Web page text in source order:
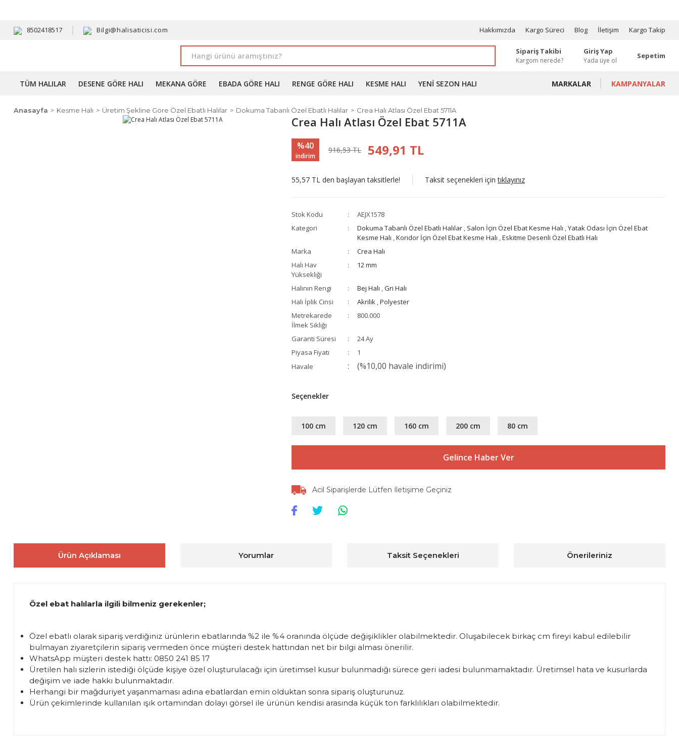
8502418517 Bilgi@halisaticisi.com Hakkımızda Kargo Süreci Blog İletişim Kargo Takip
Sipariş Takibi
Kargom nerede?
Giriş Yap
Yada üye ol
Sepetim
TÜM HALILAR DESENE GÖRE HALI MEKANA GÖRE EBADA GÖRE HALI RENGE GÖRE HALI KESME HALI YENI SEZON HALI MARKALAR KAMPANYALAR
Anasayfa Kesme Halı Üretim Şekline Göre Özel Ebatlı Halılar Dokuma Tabanlı Özel Ebatlı Halılar Crea Halı Atlası Özel Ebat 5711A
Crea Halı Atlası Özel Ebat 5711A
%40
indirim
916,53 TL 549,91 TL
55,57 TL den başlayan taksitlerle! Taksit seçenekleri içintıklayınız
Stok Kodu
AEJX1578
Kategori
Dokuma Tabanlı Özel Ebatlı Halılar , Salon İçin Özel Ebat Kesme Halı ,Yatak Odası İçin Özel Ebat
Kesme Halı ,Koridor İçin Özel Ebat Kesme Halı ,Eskitme Desenli Özel Ebatlı Halı
Marka
Crea Halı
Halı Hav
Yüksekliği
12 mm
Halının Rengi Bej Halı ,Gri Halı
Halı İplik Cinsi
Akrilik ,Polyester
Metrekarede
İlmek Sıklığı
800.000
Garanti Süresi
24 Ay
Piyasa Fiyatı
1
Havale
(%10,00 havale indirimi)
Seçenekler
100 cm 120 cm 160 cm 200 cm 80 cm
Gelince Haber Ver
Acil Siparişlerde Lütfen İletişime Geçiniz
Ürün Açıklaması Yorumlar Taksit Seçenekleri Önerileriniz
Özel ebat halılarla ilgili bilmeniz gerekenler;
Özel ebatlı olarak sipariş verdiğiniz ürünlerin ebatlarında %2 ile %4 oranında ölçüde değişiklikler olabilmektedir. Oluşabilecek birkaç cm fireyi kabul edilebilir
bulmayan ziyaretçilerin sipariş vermeden önce müşteri destek hattından net bir bilgi alması önerilir.
WhatsApp müşteri destek hattı: 0850 241 85 17
Üretilen halı sizlerin istediği ölçüde kişiye özel oluşturulacağı için üretimsel kusur bulunmadığı sürece geri iadesi bulunmamaktadır. Üretimsel hata ve kusurlarda
değişim ve iade hakkı bulunmaktadır.
Herhangi bir mağduriyet yaşanmaması adına ebatlardan emin olduktan sonra sipariş oluşturunuz.
Ürün çekimlerinde kullanılan ışık ortamından dolayı görsel ile ürünün kendisi arasında küçük ton farklılıkları olabilmektedir.